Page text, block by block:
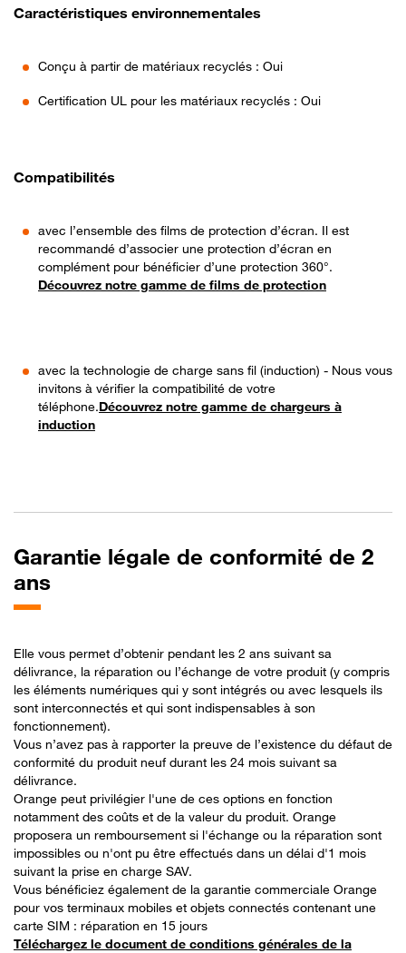
Caractéristiques environnementales
Conçu à partir de matériaux recyclés : Oui
Certification UL pour les matériaux recyclés : Oui
Compatibilités
avec l’ensemble des films de protection d’écran. Il est
recommandé d’associer une protection d’écran en
complément pour bénéficier d’une protection 360°.
Découvrez notre gamme de films de protection
avec la technologie de charge sans fil (induction) - Nous vous
invitons à vérifier la compatibilité de votre
téléphone.Découvrez notre gamme de chargeurs à
induction
Garantie légale de conformité de 2
ans
Elle vous permet d’obtenir pendant les 2 ans suivant sa
délivrance, la réparation ou l’échange de votre produit (y compris
les éléments numériques qui y sont intégrés ou avec lesquels ils
sont interconnectés et qui sont indispensables à son
fonctionnement).
Vous n’avez pas à rapporter la preuve de l’existence du défaut de
conformité du produit neuf durant les 24 mois suivant sa
délivrance.
Orange peut privilégier l'une de ces options en fonction
notamment des coûts et de la valeur du produit. Orange
proposera un remboursement si l'échange ou la réparation sont
impossibles ou n'ont pu être effectués dans un délai d'1 mois
suivant la prise en charge SAV.
Vous bénéficiez également de la garantie commerciale Orange
pour vos terminaux mobiles et objets connectés contenant une
carte SIM : réparation en 15 jours
Téléchargez le document de conditions générales de la